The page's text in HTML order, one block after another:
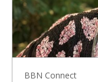
BBN Connect